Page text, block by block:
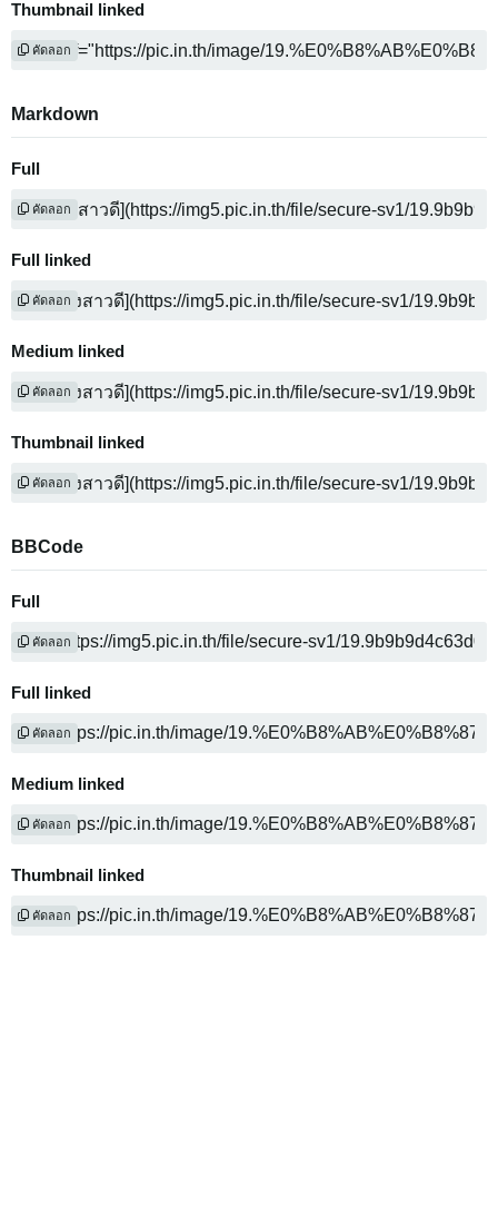
Thumbnail linked
คัดลอก
Markdown
Full
คัดลอก
Full linked
คัดลอก
Medium linked
คัดลอก
Thumbnail linked
คัดลอก
BBCode
Full
คัดลอก
Full linked
คัดลอก
Medium linked
คัดลอก
Thumbnail linked
คัดลอก